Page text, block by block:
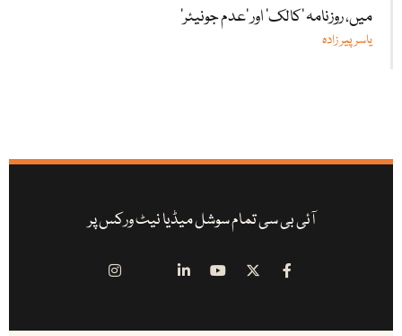
میں، روزنامہ ’کالک‘ اور ’عدم جونیئر‘
یاسر پیر زادہ
آئی بی سی تمام سوشل میڈیا نیٹ ورکس پر